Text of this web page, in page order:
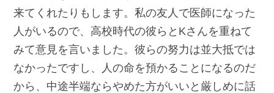
来てくれたりもします。私の友人で医師になった
人がいるので、高校時代の彼らとKさんを重ねて
みて意見を言いました。彼らの努力は並大抵では
なかったですし、人の命を預かることになるのだ
から、中途半端ならやめた方がいいと厳しめに話